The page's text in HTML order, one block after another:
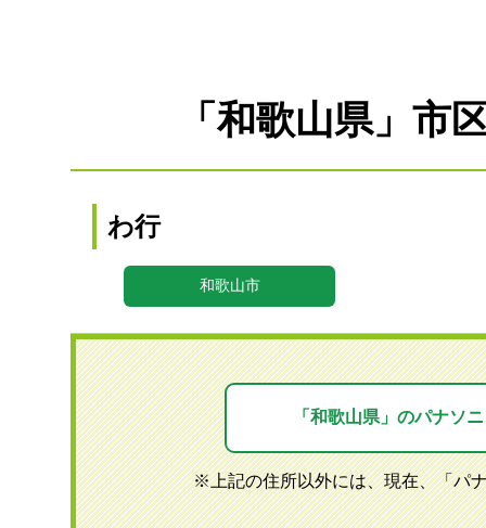
「和歌山県」市
わ行
和歌山市
「和歌山県」のパナソ
※上記の住所以外には、現在、「パ